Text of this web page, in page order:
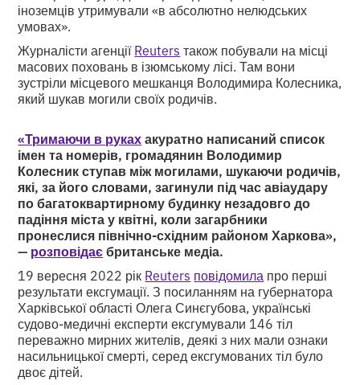
іноземців утримували «в абсолютно нелюдських
умовах».
Журналісти агенціїReuters також побували на місці
масових поховань в ізюмському лісі. Там вони
зустріли місцевого мешканця Володимира Колесника,
який шукав могили своїх родичів.
«Тримаючи в рукахакуратно написаний список
імен та номерів, громадянин Володимир
Колесник ступав між могилами, шукаючи родичів,
які, за його словами, загинули під час авіаудару
по багатоквартирному будинку незадовго до
падіння міста у квітні, коли загарбники
пронеслися північно-східним районом Харкова»,
— розповідаєбританське медіа.
19 вересня 2022 рік Reuters повідомила про перші
результати ексгумації. З посиланням на губернатора
Харківської області Олега Синєгубова, українські
судово-медичні експерти ексгумували 146 тіл
переважно мирних жителів, деякі з них мали ознаки
насильницької смерті, серед ексгумованих тіл було
двоє дітей.